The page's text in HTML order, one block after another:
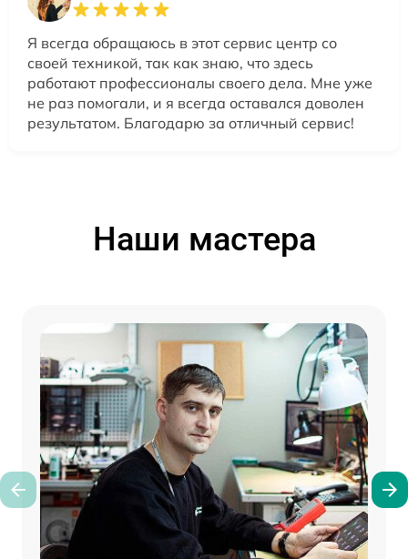
Я всегда обращаюсь в этот сервис центр со
своей техникой, так как знаю, что здесь
работают профессионалы своего дела. Мне уже
не раз помогали, и я всегда оставался доволен
результатом. Благодарю за отличный сервис!
Наши мастера